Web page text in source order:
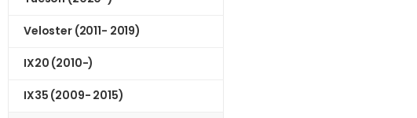
Veloster (2011- 2019)
IX20 (2010-)
IX35 (2009- 2015)